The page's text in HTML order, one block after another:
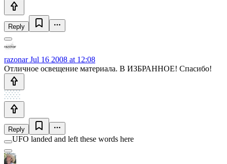
Reply
razonarJul 16 2008 at 12:08
Отличное освещение материала. В ИЗБРАННОЕ! Спасибо!
Reply
UFO landed and left these words here